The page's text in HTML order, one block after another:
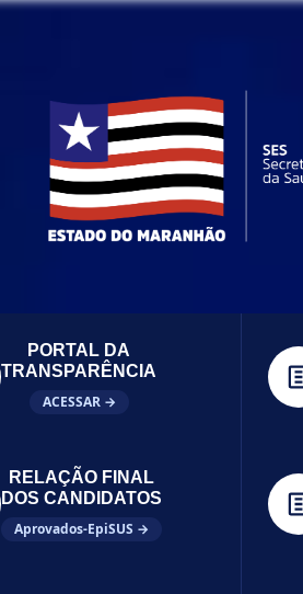
PORTAL DA
TRANSPARÊNCIA
ACESSAR →
RELAÇÃO FINAL
DOS CANDIDATOS
Aprovados-EpiSUS →